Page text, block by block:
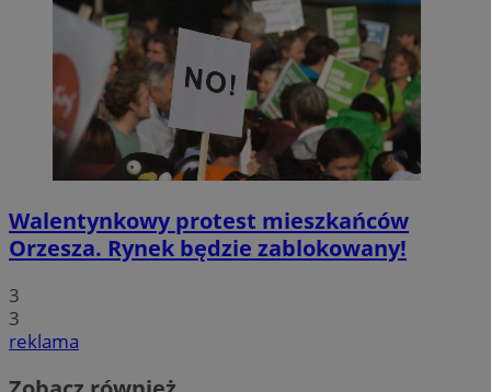
Walentynkowy protest mieszkańców
Orzesza. Rynek będzie zablokowany!
3
3
reklama